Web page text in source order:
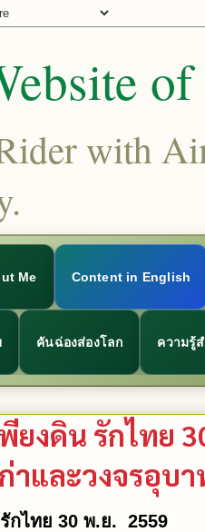
with
Me Content in English
คันฉ่องส่องโลก ความรู้
ยงดิน รักไทย
าและวงจรอุบา
กไทย 30 พ.ย. 2559